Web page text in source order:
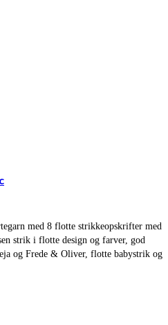
med 8 flotte strikkeopskrifter med
strik i flotte design og farver, god
og Frede & Oliver, flotte babystrik og